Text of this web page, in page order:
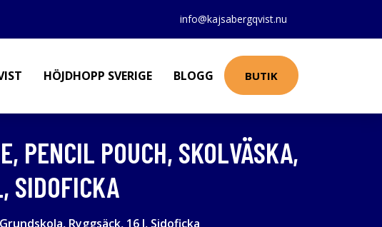
info@kajsabergqvist.nu
HÖJDHOPP SVERIGE BLOGG BUTIK
PENCIL POUCH, SKOLVÄSKA,
SIDOFICKA
Ryggsäck, 16 l, Sidoficka